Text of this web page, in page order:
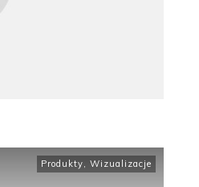
Produkty Wizualizacje